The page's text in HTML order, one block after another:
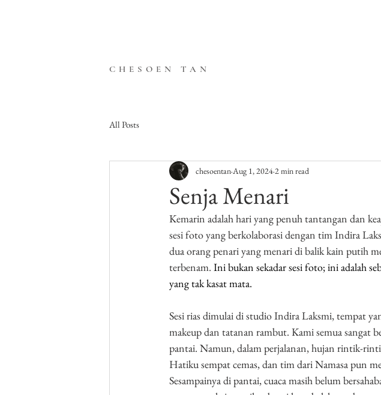
CHESOEN TAN
All Posts
Senja Menari
chesoentan Aug 1, 2024 2 min read
Kemarin adalah hari yang penuh tantangan dan
sesi foto yang berkolaborasi dengan tim Indira
dua orang penari yang menari di balik kain putih
terbenam. Ini bukan sekadar sesi foto; ini adalah
yang tak kasat mata.
Sesi rias dimulai di studio Indira Laksmi, tempat
makeup dan tatanan rambut. Kami semua sangat
pantai. Namun, dalam perjalanan, hujan rintik-
Hatiku sempat cemas, dan tim dari Namasa pun
Sesampainya di pantai, cuaca masih belum